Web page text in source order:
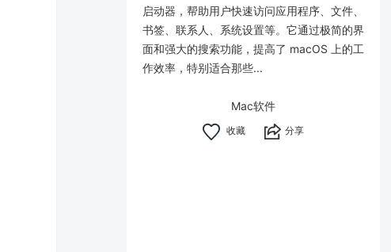
启动器，帮助用户快速访问应用程序、文件、
书签、联系人、系统设置等。它通过极简的界
面和强大的搜索功能，提高了 macOS 上的工
作效率，特别适合那些...
Mac软件
分享